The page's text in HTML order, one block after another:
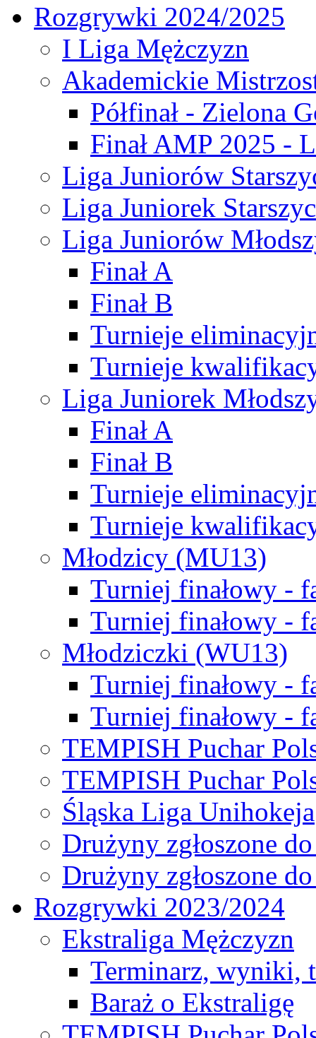
Rozgrywki 2024/2025
I Liga Mężczyzn
Akademickie
Półfinał - Zielona
Finał AMP 2025 -
Liga Juniorów
Liga Juniorek
Liga Juniorów
Finał A
Finał B
Turnieje
Turnieje
Liga Juniorek
Finał A
Finał B
Turnieje
Turnieje
Młodzicy (MU13)
Turniej finałowy -
Turniej finałowy -
Młodziczki (WU13)
Turniej finałowy -
Turniej finałowy -
TEMPISH Puchar
TEMPISH Puchar
Śląska Liga Unihokeja
Drużyny zgłoszone
Drużyny zgłoszone
Rozgrywki 2023/2024
Ekstraliga Mężczyzn
Terminarz, wyniki,
Baraż o Ekstraligę